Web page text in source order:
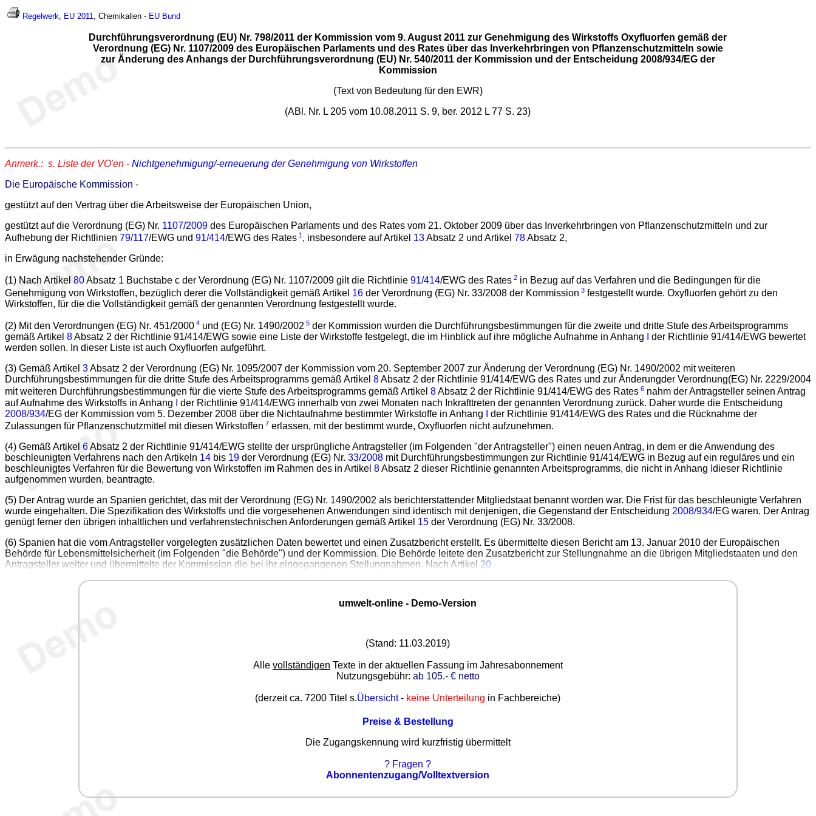
Regelwerk, EU 2011, Chemikalien - EU Bund
Durchführungsverordnung (EU) Nr. 798/2011 der Kommission vom 9. August 2011 zur Genehmigung des Wirkstoffs Oxyfluorfen gemäß der
Verordnung (EG) Nr. 1107/2009 des Europäischen Parlaments und des Rates über das Inverkehrbringen von Pflanzenschutzmitteln sowie
zur Änderung des Anhangs der Durchführungsverordnung (EU) Nr. 540/2011 der Kommission und der Entscheidung 2008/934/EG der
Kommission
(Text von Bedeutung für den EWR)
(ABl. Nr. L 205 vom 10.08.2011 S. 9, ber. 2012 L 77 S. 23)
Anmerk.: s. Liste der VO'en - Nichtgenehmigung/-erneuerung der Genehmigung von Wirkstoffen
Die Europäische Kommission -
gestützt auf den Vertrag über die Arbeitsweise der Europäischen Union,
gestützt auf die Verordnung (EG) Nr. 1107/2009 des Europäischen Parlaments und des Rates vom 21. Oktober 2009 über das Inverkehrbringen von Pflanzenschutzmitteln und zur
Aufhebung der Richtlinien 79/117/EWG und 91/414/EWG des Rates 1 , insbesondere auf Artikel 13Absatz 2 und Artikel 78Absatz 2,
in Erwägung nachstehender Gründe:
(1) Nach Artikel 80Absatz 1 Buchstabe c der Verordnung (EG) Nr. 1107/2009 gilt die Richtlinie 91/414/EWG des Rates 2 in Bezug auf das Verfahren und die Bedingungen für die
Genehmigung von Wirkstoffen, bezüglich derer die Vollständigkeit gemäß Artikel 16 der Verordnung (EG) Nr. 33/2008 der Kommission 3 festgestellt wurde. Oxyfluorfen gehört zu den
Wirkstoffen, für die die Vollständigkeit gemäß der genannten Verordnung festgestellt wurde.
(2) Mit den Verordnungen (EG) Nr. 451/2000 4 und (EG) Nr. 1490/2002 5 der Kommission wurden die Durchführungsbestimmungen für die zweite und dritte Stufe des Arbeitsprogramms
gemäß Artikel 8Absatz 2 der Richtlinie 91/414/EWG sowie eine Liste der Wirkstoffe festgelegt, die im Hinblick auf ihre mögliche Aufnahme in Anhang
der Richtlinie 91/414/EWG bewertet
werden sollen. In dieser Liste ist auch Oxyfluorfen aufgeführt.
(3) Gemäß Artikel 3Absatz 2 der Verordnung (EG) Nr. 1095/2007 der Kommission vom 20. September 2007 zur Änderung der Verordnung (EG) Nr. 1490/2002 mit weiteren
Durchführungsbestimmungen für die dritte Stufe des Arbeitsprogramms gemäß Artikel 8Absatz 2 der Richtlinie 91/414/EWG des Rates und zur Änderungder Verordnung(EG) Nr. 2229/2004
mit weiteren Durchführungsbestimmungen für die vierte Stufe des Arbeitsprogramms gemäß Artikel 8Absatz 2 der Richtlinie 91/414/EWG des Rates 6 nahm der Antragsteller seinen Antrag
auf Aufnahme des Wirkstoffs in Anhang
der Richtlinie 91/414/EWG innerhalb von zwei Monaten nach Inkrafttreten der genannten Verordnung zurück. Daher wurde die Entscheidung
2008/934/EG der Kommission vom 5. Dezember 2008 über die Nichtaufnahme bestimmter Wirkstoffe in Anhang
der Richtlinie 91/414/EWG des Rates und die Rücknahme der
Zulassungen für Pflanzenschutzmittel mit diesen Wirkstoffen 7 erlassen, mit der bestimmt wurde, Oxyfluorfen nicht aufzunehmen.
(4) Gemäß Artikel 6Absatz 2 der Richtlinie 91/414/EWG stellte der ursprüngliche Antragsteller (im Folgenden "der Antragsteller") einen neuen Antrag, in dem er die Anwendung des
beschleunigten Verfahrens nach den Artikeln 14 bis 19 der Verordnung (EG) Nr. 33/2008 mit Durchführungsbestimmungen zur Richtlinie 91/414/EWG in Bezug auf ein reguläres und ein
beschleunigtes Verfahren für die Bewertung von Wirkstoffen im Rahmen des in Artikel 8Absatz 2 dieser Richtlinie genannten Arbeitsprogramms, die nicht in Anhang dieser Richtlinie
aufgenommen wurden, beantragte.
(5) Der Antrag wurde an Spanien gerichtet, das mit der Verordnung (EG) Nr. 1490/2002 als berichterstattender Mitgliedstaat benannt worden war. Die Frist für das beschleunigte Verfahren
wurde eingehalten. Die Spezifikation des Wirkstoffs und die vorgesehenen Anwendungen sind identisch mit denjenigen, die Gegenstand der Entscheidung 2008/934/EG waren. Der Antrag
genügt ferner den übrigen inhaltlichen und verfahrenstechnischen Anforderungen gemäß Artikel 15 der Verordnung (EG) Nr. 33/2008.
(6) Spanien hat die vom Antragsteller vorgelegten zusätzlichen Daten bewertet und einen Zusatzbericht erstellt. Es übermittelte diesen Bericht am 13. Januar 2010 der Europäischen
Behörde für Lebensmittelsicherheit (im Folgenden "die Behörde") und der Kommission. Die Behörde leitete den Zusatzbericht zur Stellungnahme an die übrigen Mitgliedstaaten und den
Antragsteller weiter und übermittelte der Kommission die bei ihr eingegangenen Stellungnahmen. Nach Artikel 20
umwelt-online - Demo-Version
(Stand: 11.03.2019)
Alle vollständigen Texte in der aktuellen Fassung im Jahresabonnement
Nutzungsgebühr: ab 105.- € netto
(derzeit ca. 7200 Titel s.Übersicht- keine Unterteilung in Fachbereiche)
Preise & Bestellung
Die Zugangskennung wird kurzfristig übermittelt
? Fragen ?
Abonnentenzugang/Volltextversion